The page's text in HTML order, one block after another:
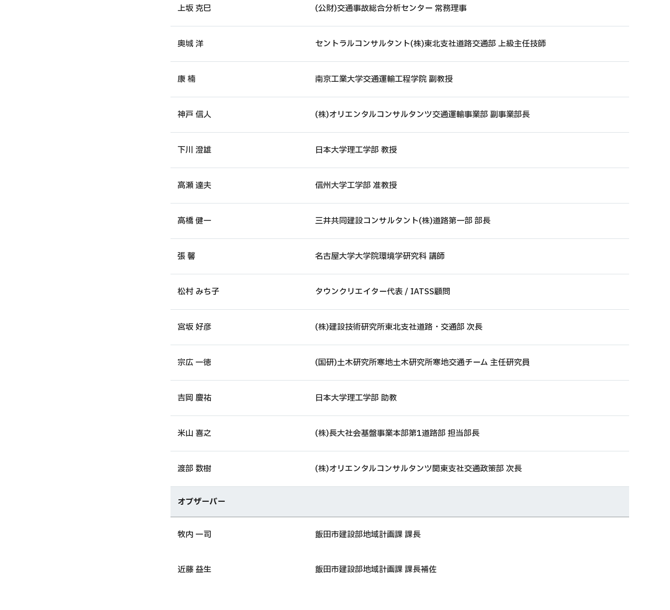
上坂 克巳 (公財)交通事故総合分析センター 常務理事
奥城 洋 セントラルコンサルタント(株)東北支社道路交通部 上級主任技師
康 楠 南京工業大学交通運輸工程学院 副教授
神戸 信人 (株)オリエンタルコンサルタンツ交通運輸事業部 副事業部長
下川 澄雄 日本大学理工学部 教授
高瀬 達夫 信州大学工学部 准教授
高橋 健一 三井共同建設コンサルタント(株)道路第一部 部長
張 馨 名古屋大学大学院環境学研究科 講師
松村 みち子 タウンクリエイター代表 / IATSS顧問
宮坂 好彦 (株)建設技術研究所東北支社道路・交通部 次長
宗広 一徳 (国研)土木研究所寒地土木研究所寒地交通チーム 主任研究員
吉岡 慶祐 日本大学理工学部 助教
米山 喜之 (株)長大社会基盤事業本部第1道路部 担当部長
渡部 数樹 (株)オリエンタルコンサルタンツ関東支社交通政策部 次長
オブザーバー
牧内 一司 飯田市建設部地域計画課 課長
近藤 益生 飯田市建設部地域計画課 課長補佐